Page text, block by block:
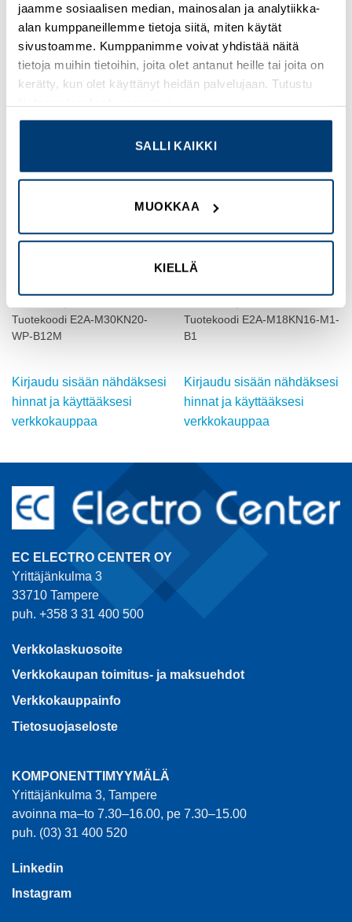
jaamme sosiaalisen median, mainosalan ja analytiikka-
alan kumppaneillemme tietoja siitä, miten käytät
sivustoamme. Kumppanimme voivat yhdistää näitä
tietoja muihin tietoihin, joita olet antanut heille tai joita on
kerätty, kun olet käyttänyt heidän palvelujaan. Tutustu
SALLI KAIKKI
MUOKKAA
KIELLÄ
TUTUSTU MYÖS
Add to
Tuotekoodi E2A-M30KN20-
WP-B12M
Kirjaudu sisään nähdäksesi
hinnat ja käyttääksesi
verkkokauppaa
OMRON
Tuotekoodi E2A-M18KN16-M1-
B1
Kirjaudu sisään nähdäksesi
hinnat ja käyttääksesi
verkkokauppaa
EC ELECTRO CENTER OY
Yrittäjänkulma 3
33710 Tampere
puh. +358 3 31 400 500
Verkkolaskuosoite
Verkkokaupan toimitus- ja maksuehdot
Verkkokauppainfo
Tietosuojaseloste
KOMPONENTTIMYYMÄLÄ
Yrittäjänkulma 3, Tampere
avoinna ma–to 7.30–16.00, pe 7.30–15.00
puh. (03) 31 400 520
Linkedin
Instagram